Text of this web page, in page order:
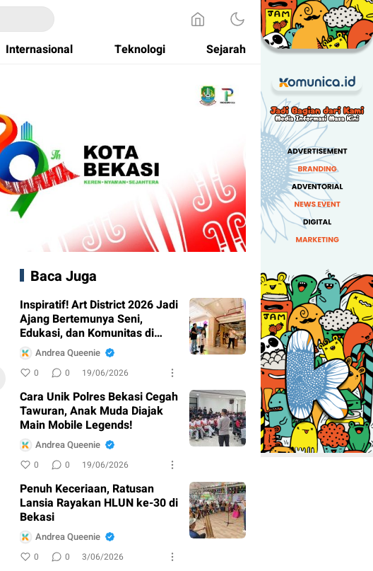
Internasional Teknologi Sejarah
Baca Juga
Inspiratif! Art District 2026 Jadi
Ajang Bertemunya Seni,
Edukasi, dan Komunitas di
Cikarang
Andrea Queenie
0 0 19/06/2026
Cara Unik Polres Bekasi Cegah
Tawuran, Anak Muda Diajak
Main Mobile Legends!
Andrea Queenie
0 0 19/06/2026
Penuh Keceriaan, Ratusan
Lansia Rayakan HLUN ke-30 di
Bekasi
Andrea Queenie
0 0 3/06/2026